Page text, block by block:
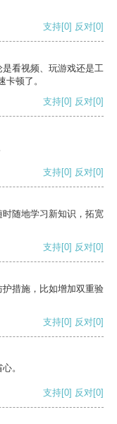
支持[0] 反对[0]
看视频、玩游戏还是工
顿了。
支持[0] 反对[0]
支持[0] 反对[0]
随地学习新知识，拓宽
支持[0] 反对[0]
措施，比如增加双重验
支持[0] 反对[0]
。
支持[0] 反对[0]